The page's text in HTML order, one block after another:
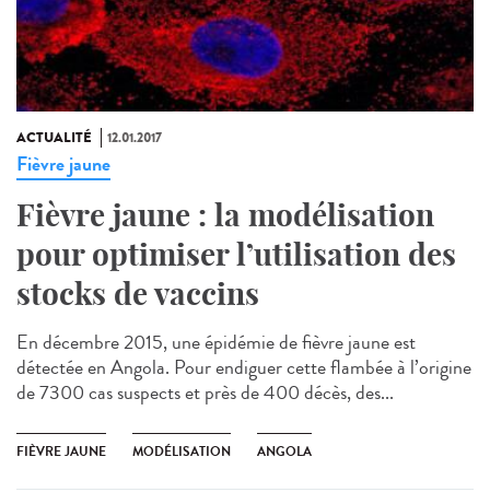
ACTUALITÉ 12.01.2017
Fièvre jaune
Fièvre jaune : la modélisation
pour optimiser l’utilisation des
stocks de vaccins
En décembre 2015, une épidémie de fièvre jaune est
détectée en Angola. Pour endiguer cette flambée à l’origine
de 7300 cas suspects et près de 400 décès, des...
FIÈVRE JAUNE MODÉLISATION ANGOLA